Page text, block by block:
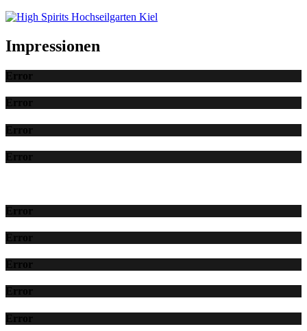
Impressionen
Error
Error
Error
Error
Error
Error
Error
Error
Error